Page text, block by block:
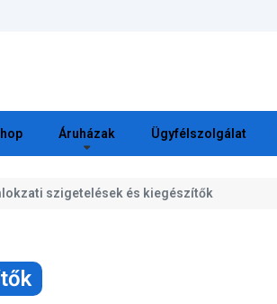
Áruházak Ügyfélszolgálat
szigetelések és kiegészítők